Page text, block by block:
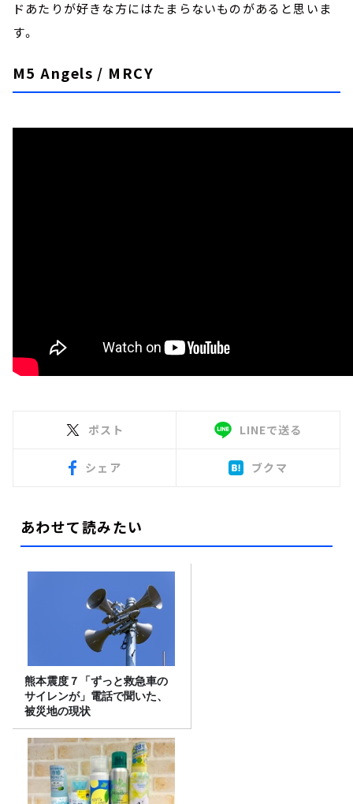
ドあたりが好きな方にはたまらないものがあると思いま
す。
M5 Angels / MRCY
ポスト LINEで送る
シェア ブクマ
あわせて読みたい
熊本震度７「ずっと救急車の
サイレンが」電話で聞いた、
被災地の現状